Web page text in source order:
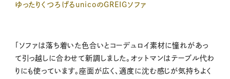
ゆったりくつろげるunicoのGREIGソファ
「ソファは落ち着いた色合いとコーデュロイ素材に憧れがあっ
て引っ越しに合わせて新調しました。オットマンはテーブル代わ
りにも使っています。座面が広く、適度に沈む感じが気持ちよく